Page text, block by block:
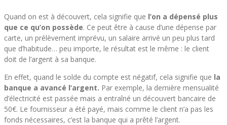
Quand on est à découvert, cela signifie que l’on a dépensé plus
que ce qu’on possède. Ce peut être à cause d’une dépense par
carte, un prélèvement imprévu, un salaire arrivé un peu plus tard
que d’habitude… peu importe, le résultat est le même : le client
doit de l’argent à sa banque.
En effet, quand le solde du compte est négatif, cela signifie que la
banque a avancé l’argent. Par exemple, la dernière mensualité
d’électricité est passée mais a entraîné un découvert bancaire de
50€. Le fournisseur a été payé, mais comme le client n’a pas les
fonds nécessaires, c’est la banque qui a prêté l’argent.